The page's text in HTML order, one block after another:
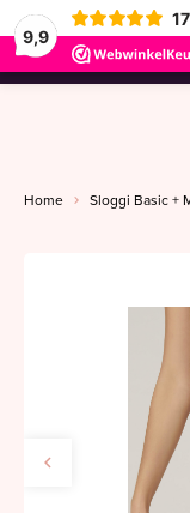
9,9
menu
Home Sloggi Basic +